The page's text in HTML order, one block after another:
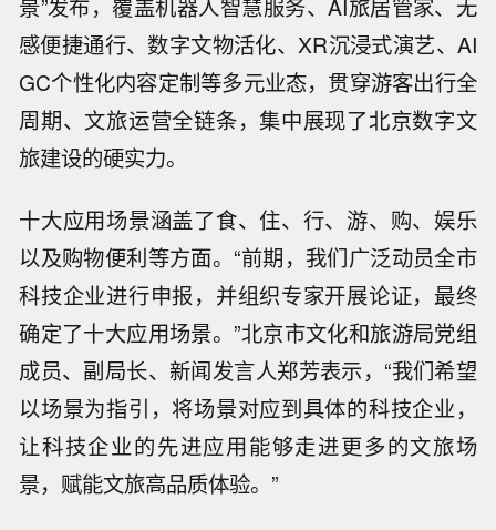
感便捷通行、数字文物活化、XR沉浸式演艺、AI
GC个性化内容定制等多元业态，贯穿游客出行全
周期、文旅运营全链条，集中展现了北京数字文
旅建设的硬实力。
十大应用场景涵盖了食、住、行、游、购、娱乐
以及购物便利等方面。“前期，我们广泛动员全市
科技企业进行申报，并组织专家开展论证，最终
确定了十大应用场景。”北京市文化和旅游局党组
成员、副局长、新闻发言人郑芳表示，“我们希望
以场景为指引，将场景对应到具体的科技企业，
让科技企业的先进应用能够走进更多的文旅场
景，赋能文旅高品质体验。”